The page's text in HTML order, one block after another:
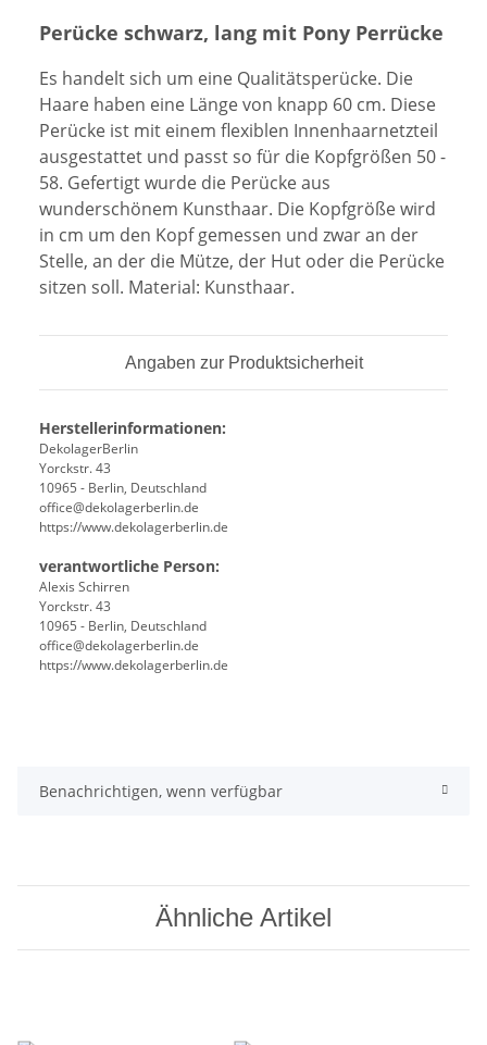
Perücke schwarz, lang mit Pony Perrücke
Es handelt sich um eine Qualitätsperücke. Die
Haare haben eine Länge von knapp 60 cm. Diese
Perücke ist mit einem flexiblen Innenhaarnetzteil
ausgestattet und passt so für die Kopfgrößen 50 -
58. Gefertigt wurde die Perücke aus
wunderschönem Kunsthaar. Die Kopfgröße wird
in cm um den Kopf gemessen und zwar an der
Stelle, an der die Mütze, der Hut oder die Perücke
sitzen soll. Material: Kunsthaar.
Angaben zur Produktsicherheit
Herstellerinformationen:
DekolagerBerlin
Yorckstr. 43
10965 - Berlin, Deutschland
office@dekolagerberlin.de
https://www.dekolagerberlin.de
verantwortliche Person:
Alexis Schirren
Yorckstr. 43
10965 - Berlin, Deutschland
office@dekolagerberlin.de
https://www.dekolagerberlin.de
Benachrichtigen, wenn verfügbar
Ähnliche Artikel